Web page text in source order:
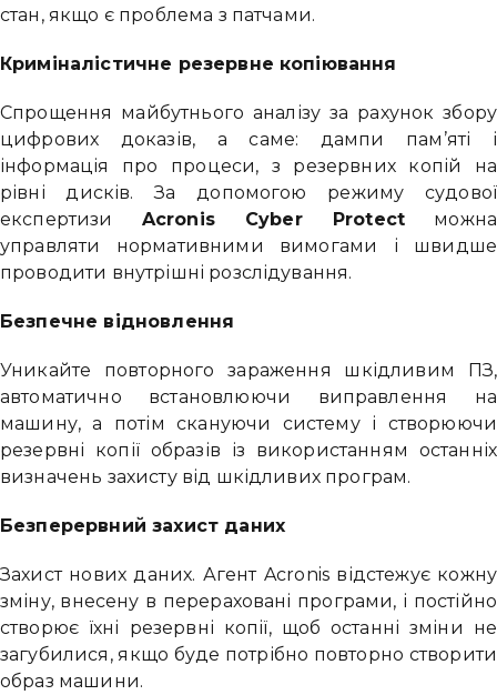
стан, якщо є проблема з патчами.
Криміналістичне резервне копіювання
Спрощення майбутнього аналізу за рахунок збору
цифрових доказів, а саме: дампи пам’яті і
інформація про процеси, з резервних копій на
рівні дисків. За допомогою режиму судової
експертизи Acronis Cyber ​​Protect можна
управляти нормативними вимогами і швидше
проводити внутрішні розслідування.
Безпечне відновлення
Уникайте повторного зараження шкідливим ПЗ,
автоматично встановлюючи виправлення на
машину, а потім скануючи систему і створюючи
резервні копії образів із використанням останніх
визначень захисту від шкідливих програм.
Безперервний захист даних
Захист нових даних. Агент Acronis відстежує кожну
зміну, внесену в перераховані програми, і постійно
створює їхні резервні копії, щоб останні зміни не
загубилися, якщо буде потрібно повторно створити
образ машини.